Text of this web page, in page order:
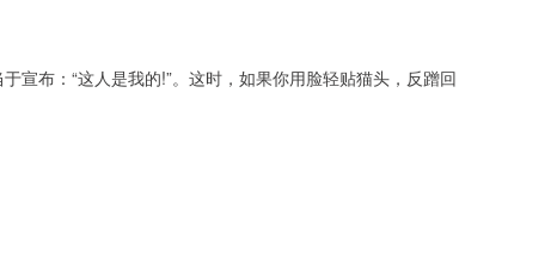
宣布：“这人是我的!”。这时，如果你用脸轻贴猫头，反蹭回